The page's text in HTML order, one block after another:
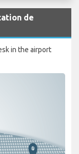
de
in the airport